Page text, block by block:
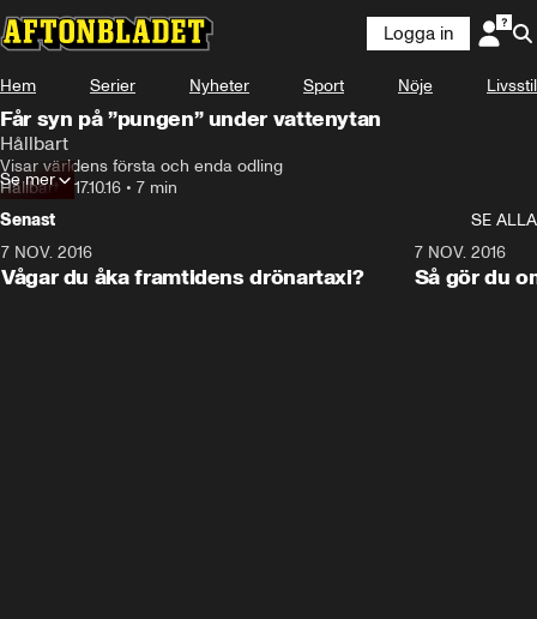
Logga in
Hem Serier Nyheter Sport Nöje Livsstil
Får syn på ”pungen” under vattenytan
Hållbart
Visar världens första och enda odling
Hållbart• 17.10.16 • 7 min
Se mer
Senast
SE ALLA
7 NOV. 2016
Vågar du åka framtidens drönartaxi?
7 NOV. 2016
Så gör du